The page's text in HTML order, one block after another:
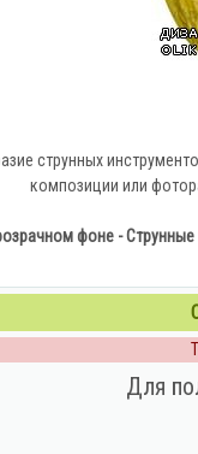
струнных
композиции или
фоне -
Для